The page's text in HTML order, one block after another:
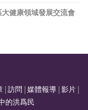
健康領域發展交流會
訪問 媒體報導 影片
的洪爲民